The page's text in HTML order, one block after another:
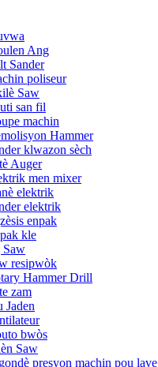
Ang
Sander
poliseur
Saw
san fil
machin
Hammer
klwazon sèch
Auger
men mixer
elektrik
elektrik
enpak
kle
Saw
resipwòk
Hammer Drill
zam
Jaden
bwòs
Saw
presyon machin pou lave